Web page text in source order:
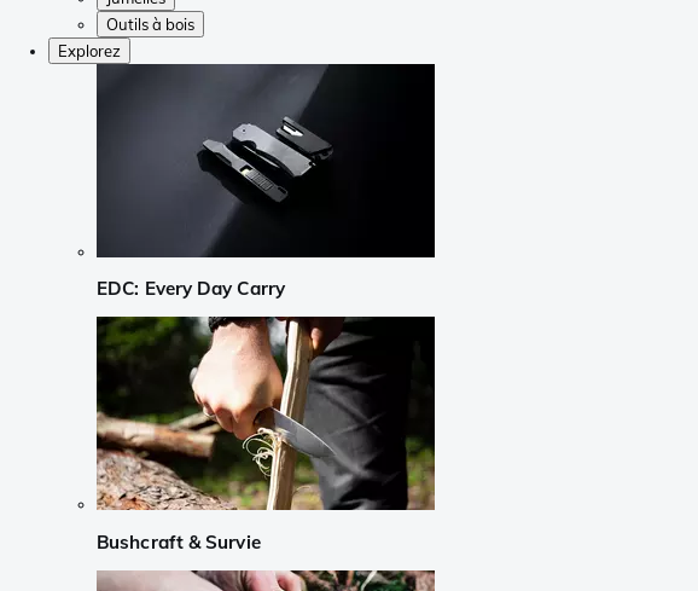
Outils à bois
Explorez
EDC: Every Day Carry
Bushcraft & Survie